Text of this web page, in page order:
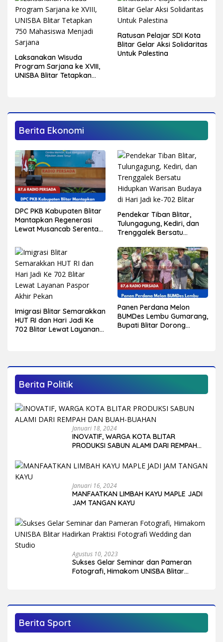
Laksanakan Wisuda
Program Sarjana ke XVIII,
UNISBA Blitar Tetapkan
Ratusan Pelajar SDI Kota
Blitar Gelar Aksi Solidaritas
Untuk Palestina
Berita Ekonomi
DPC PKB Kabupaten Blitar
Mantapkan Regenerasi
Lewat Musancab Serentak,
Kursi DPRD
Pendekar Tiban Blitar,
Tulungagung, Kediri, dan
Trenggalek Bersatu
di Hari Jadi ke-702 Blitar
Imigrasi Blitar Semarakkan
HUT RI dan Hari Jadi Ke
702 Blitar Lewat Layanan
Panen Perdana Melon
BUMDes Lembu Gumarang,
Bupati Blitar Dorong
Berita Politik
Januari 18, 2024
INOVATIF, WARGA KOTA BLITAR
PRODUKSI SABUN ALAMI DARI REMPAH
Januari 16, 2024
MANFAATKAN LIMBAH KAYU MAPLE JADI
JAM TANGAN KAYU
Agustus 10, 2023
Sukses Gelar Seminar dan Pameran
Fotografi, Himakom UNISBA Blitar
Berita Sport